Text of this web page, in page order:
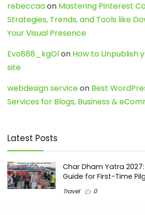
rebeccaaon Mastering Pinterest
Strategies, Trends, and Tools like
Your Visual Presence
Evo888_kgOlon How to Unpublish
site
webdesign serviceon Best
Services for Blogs, Business &
Latest Posts
Char Dham Yatra
Guide for First-Time
Travel 0